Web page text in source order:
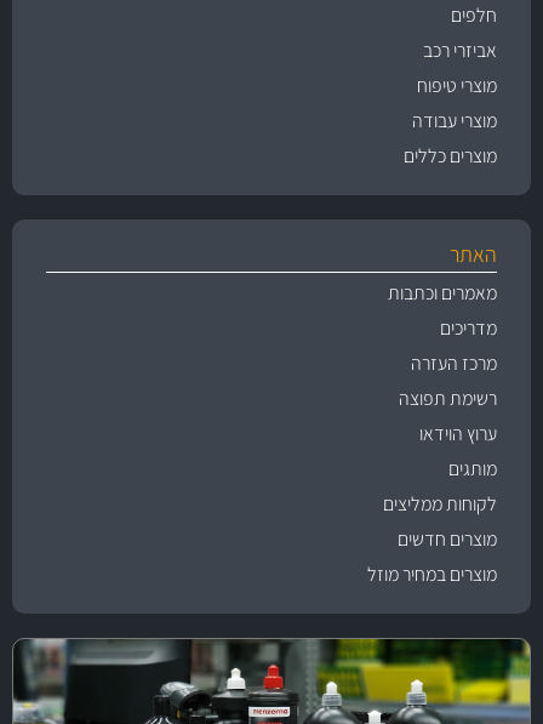
חלפים
אביזרי רכב
מוצרי טיפוח
מוצרי עבודה
מוצרים כללים
האתר
מאמרים וכתבות
מדריכים
מרכז העזרה
רשימת תפוצה
ערוץ הוידאו
מותגים
לקוחות ממליצים
מוצרים חדשים
מוצרים במחיר מוזל